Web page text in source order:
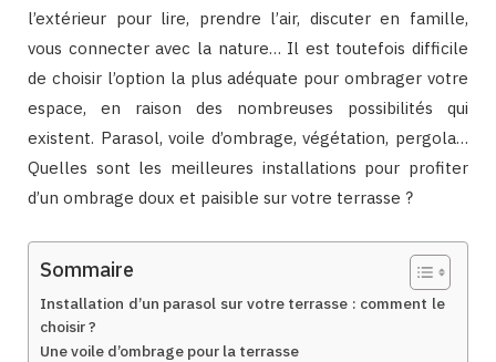
l’extérieur pour lire, prendre l’air, discuter en famille,
vous connecter avec la nature… Il est toutefois difficile
de choisir l’option la plus adéquate pour ombrager votre
espace, en raison des nombreuses possibilités qui
existent. Parasol, voile d’ombrage, végétation, pergola…
Quelles sont les meilleures installations pour profiter
d’un ombrage doux et paisible sur votre terrasse ?
Sommaire
Installation d’un parasol sur votre terrasse : comment le
choisir ?
Une voile d’ombrage pour la terrasse